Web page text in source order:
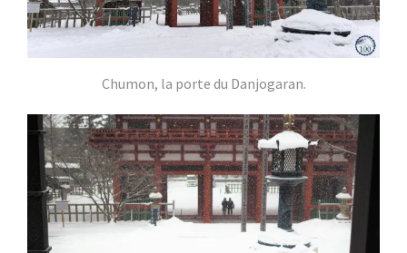
Chumon, la porte du Danjogaran.